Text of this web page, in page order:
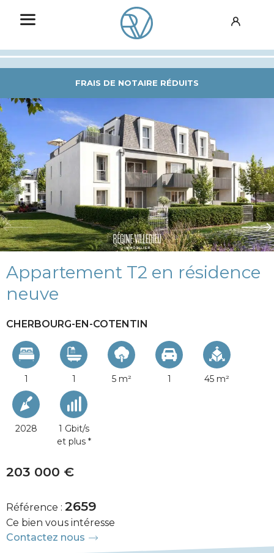
FRAIS DE NOTAIRE RÉDUITS
Appartement T2 en résidence
neuve
CHERBOURG-EN-COTENTIN
1 1 5 m² 1 45 m²
2028
1 Gbit/s
et plus *
203 000 €
Référence : 2659
Ce bien vous intéresse
Contactez nous